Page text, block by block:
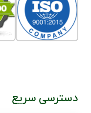
دسترسی سریع